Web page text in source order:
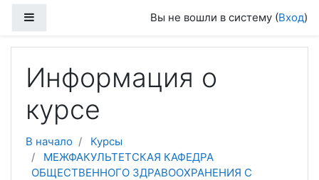
Вы не вошли в систему (Вход)
Информация о
курсе
В начало
Курсы
МЕЖФАКУЛЬТЕТСКАЯ КАФЕДРА
ОБЩЕСТВЕННОГО ЗДРАВООХРАНЕНИЯ С